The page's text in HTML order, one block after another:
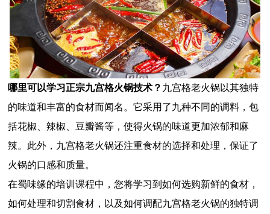
哪里可以学习正宗九宫格火锅技术？ 九宫格老火锅以其独特
的味道和丰富的食材而闻名。它采用了九种不同的调料，包
括花椒、辣椒、豆瓣酱等，使得火锅的味道更加浓郁和麻
辣。此外，九宫格老火锅还注重食材的选择和处理，保证了
火锅的口感和质量。
在蜀味缘的培训课程中，您将学习到如何选购新鲜的食材，
如何处理和切割食材，以及如何调配九宫格老火锅的独特调